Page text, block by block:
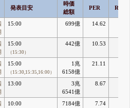
発表目安
時価
総額
PER ROE
15:00 699億 14.62
15:00
（15:30）
442億 10.53
15:00
（15:30,15:35,16:00）
1兆
6158億
21.11
13:00
3兆
6541億
8.67
10:00 7184億 7.74